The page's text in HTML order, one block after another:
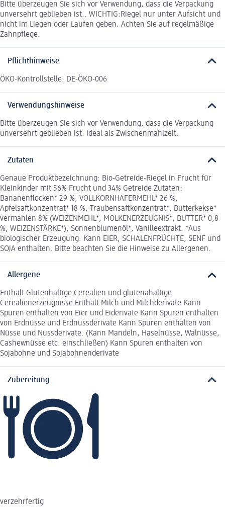
Bitte überzeugen Sie sich vor Verwendung, dass die Verpackung
unversehrt geblieben ist.. WICHTIG:Riegel nur unter Aufsicht und
nicht im Liegen oder Laufen geben. Achten Sie auf regelmäßige
Zahnpflege.
Pflichthinweise
ÖKO-Kontrollstelle: DE-ÖKO-006
Verwendungshinweise
Bitte überzeugen Sie sich vor Verwendung, dass die Verpackung
unversehrt geblieben ist. Ideal als Zwischenmahlzeit.
Zutaten
Genaue Produktbezeichnung: Bio-Getreide-Riegel in Frucht für
Kleinkinder mit 56% Frucht und 34% Getreide Zutaten:
Bananenflocken* 29 %, VOLLKORNHAFERMEHL* 26 %,
Apfelsaftkonzentrat* 18 %, Traubensaftkonzentrat*, Butterkekse*
vermahlen 8% (WEIZENMEHL*, MOLKENERZEUGNIS*, BUTTER* 0,8
%, WEIZENSTÄRKE*), Sonnenblumenöl*, Vanilleextrakt. *Aus
biologischer Erzeugung. Kann EIER, SCHALENFRÜCHTE, SENF und
SOJA enthalten. Bitte beachten Sie die Hinweise zu Allergenen.
Allergene
Enthält Glutenhaltige Cerealien und glutenahaltige
Cerealienerzeugnisse Enthält Milch und Milchderivate Kann
Spuren enthalten von Eier und Eiderivate Kann Spuren enthalten
von Erdnüsse und Erdnussderivate Kann Spuren enthalten von
Nüsse und Nussderivate. (Kann Mandeln, Haselnüsse, Walnüsse,
Cashewnüsse etc. einschließen) Kann Spuren enthalten von
Sojabohne und Sojabohnenderivate
Zubereitung
verzehrfertig